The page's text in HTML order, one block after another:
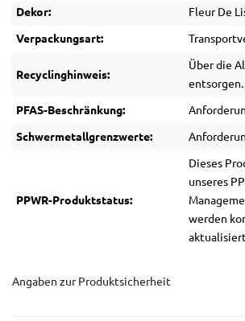
Dekor: Fleur De
Verpackungsart:
Recyclinghinweis:
Über die
entsorgen.
PFAS-Beschränkung:
Schwermetallgrenzwerte:
PPWR-Produktstatus:
Dieses
unseres
werden
Angaben zur Produktsicherheit